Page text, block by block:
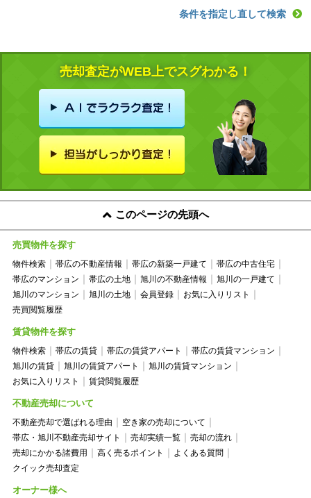
条件を指定し直して検索
売却査定がWEB上でスグわかる！
このページの先頭へ
売買物件を探す
物件検索 帯広の不動産情報 帯広の新築一戸建て
帯広の中古住宅
帯広のマンション
帯広の土地 旭川の不動産情報
旭川の一戸建て
旭川のマンション
旭川の土地 会員登録
お気に入りリスト
売買閲覧履歴
賃貸物件を探す
物件検索 帯広の賃貸 帯広の賃貸アパート
帯広の賃貸マンション
旭川の賃貸
旭川の賃貸アパート
旭川の賃貸マンション
お気に入りリスト
賃貸閲覧履歴
不動産売却について
不動産売却で選ばれる理由
空き家の売却について
帯広・旭川不動産売却サイト
売却実績一覧
売却の流れ
売却にかかる諸費用
高く売るポイント
よくある質問
クイック売却査定
オーナー様へ